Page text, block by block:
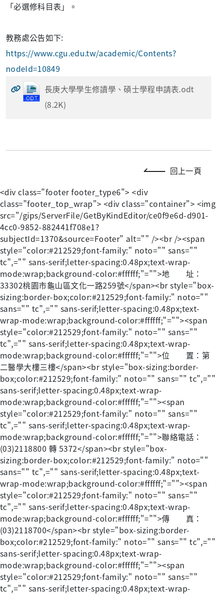
「必選修科目表」。
教務處公告如下:
https://www.cgu.edu.tw/academic/Contents?
nodeId=10849
長庚大學學生修讀學、碩士學程申請表.odt
(8.2K)
回上一頁
<div class="footer footer_type6"> <div
class="footer_top_wrap"> <div class="container"> <img
src="/gips/ServerFile/GetByKindEditor/ce0f9e6d-d901-
4cc0-9852-882441f708e1?
subjectId=1370&source=Footer" alt="" /><br /><span
style="color:#212529;font-family:" noto="" sans=""
tc",="" sans-serif;letter-spacing:0.48px;text-wrap-
mode:wrap;background-color:#ffffff;"="">地 址：
33302桃園市龜山區文化一路259號</span><br style="box-
sizing:border-box;color:#212529;font-family:" noto=""
sans="" tc",="" sans-serif;letter-spacing:0.48px;text-
wrap-mode:wrap;background-color:#ffffff;"=""><span
style="color:#212529;font-family:" noto="" sans=""
tc",="" sans-serif;letter-spacing:0.48px;text-wrap-
mode:wrap;background-color:#ffffff;"="">位 置：第
二醫學大樓三樓</span><br style="box-sizing:border-
box;color:#212529;font-family:" noto="" sans="" tc",=""
sans-serif;letter-spacing:0.48px;text-wrap-
mode:wrap;background-color:#ffffff;"=""><span
style="color:#212529;font-family:" noto="" sans=""
tc",="" sans-serif;letter-spacing:0.48px;text-wrap-
mode:wrap;background-color:#ffffff;"="">聯絡電話：
(03)2118800 轉 5372</span><br style="box-
sizing:border-box;color:#212529;font-family:" noto=""
sans="" tc",="" sans-serif;letter-spacing:0.48px;text-
wrap-mode:wrap;background-color:#ffffff;"=""><span
style="color:#212529;font-family:" noto="" sans=""
tc",="" sans-serif;letter-spacing:0.48px;text-wrap-
mode:wrap;background-color:#ffffff;"="">傳 真：
(03)2118700</span><br style="box-sizing:border-
box;color:#212529;font-family:" noto="" sans="" tc",=""
sans-serif;letter-spacing:0.48px;text-wrap-
mode:wrap;background-color:#ffffff;"=""><span
style="color:#212529;font-family:" noto="" sans=""
tc",="" sans-serif;letter-spacing:0.48px;text-wrap-